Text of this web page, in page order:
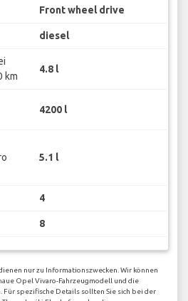
Front wheel drive
diesel
km
4.8 l
4200 l
5.1 l
4
8
nur zu Informationszwecken. Wir können
Opel Vivaro-Fahrzeugmodell und die
spezifische Details sollten Sie sich bei der